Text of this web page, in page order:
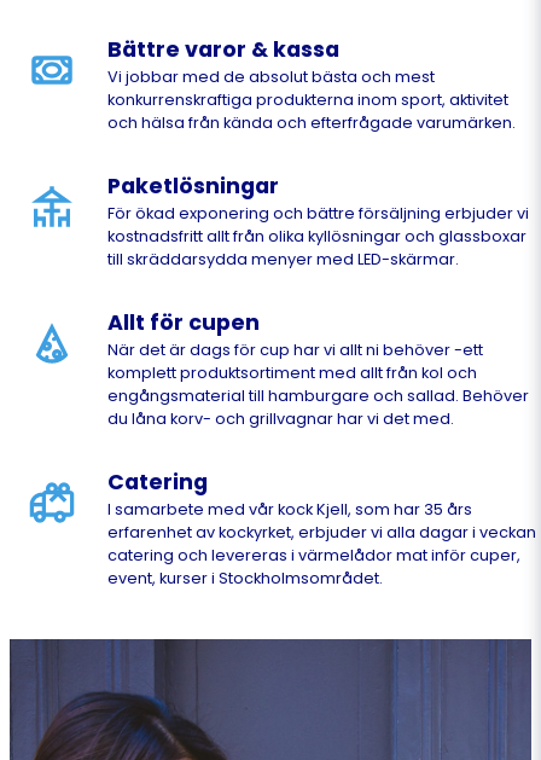
Bättre varor & kassa
Vi jobbar med de absolut bästa och mest
konkurrenskraftiga produkterna inom sport, aktivitet
och hälsa från kända och efterfrågade varumärken.
Paketlösningar
För ökad exponering och bättre försäljning erbjuder vi
kostnadsfritt allt från olika kyllösningar och glassboxar
till skräddarsydda menyer med LED-skärmar.
Allt för cupen
När det är dags för cup har vi allt ni behöver -ett
komplett produktsortiment med allt från kol och
engångsmaterial till hamburgare och sallad. Behöver
du låna korv- och grillvagnar har vi det med.
Catering
I samarbete med vår kock Kjell, som har 35 års
erfarenhet av kockyrket, erbjuder vi alla dagar i veckan
catering och levereras i värmelådor mat inför cuper,
event, kurser i Stockholmsområdet.